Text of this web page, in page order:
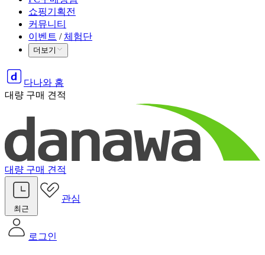
쇼핑기획전
커뮤니티
이벤트 / 체험단
더보기
다나와 홈
대량 구매 견적
대량 구매 견적
최근
관심
로그인